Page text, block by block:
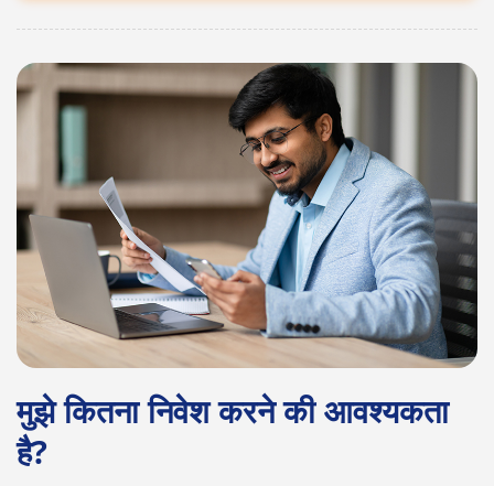
मुझे कितना निवेश करने की आवश्यकता
है?